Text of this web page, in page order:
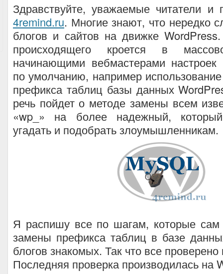
Здравствуйте, уважаемые читатели и
4remind.ru. Многие знают, что нередко
блогов и сайтов на движке
происходящего кроется в
начинающими вебмастерами настроек
по умолчанию, например
префикса таблиц базы данных
речь пойдет о методе замены всем
«wp_» на более надежный,
угадать и подобрать злоумышленникам.
Я распишу все по шагам, которые
замены префикса таблиц в базе
блогов знакомых. Так что все
Последняя проверка производилась на